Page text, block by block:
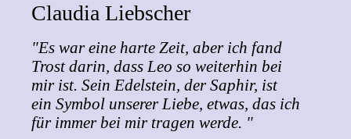
Claudia Liebscher
"Es war eine harte Zeit, aber ich fand
Trost darin, dass Leo so weiterhin bei
mir ist. Sein Edelstein, der Saphir, ist
ein Symbol unserer Liebe, etwas, das ich
für immer bei mir tragen werde. "